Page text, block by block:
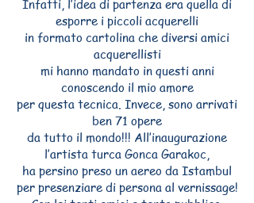
Infatti, l’idea di partenza era quella di
esporre i piccoli acquerelli
in formato cartolina che diversi amici
acquerellisti
mi hanno mandato in questi anni
conoscendo il mio amore
per questa tecnica. Invece, sono arrivati
ben 71 opere
da tutto il mondo!!! All’inaugurazione
l’artista turca Gonca Garakoc,
ha persino preso un aereo da Istambul
per presenziare di persona al vernissage!